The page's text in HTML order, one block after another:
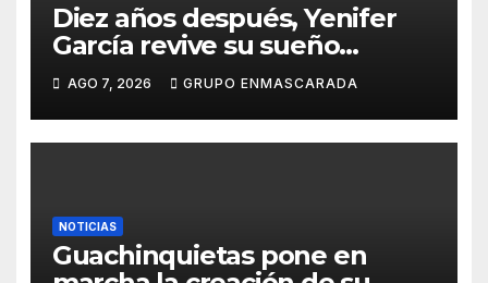
Diez años después, Yenifer
García revive su sueño
carnavalero en el vídeo de
presentación de San Juan de
la Rambla para el Grand Prix
AGO 7, 2026 GRUPO ENMASCARADA
NOTICIAS
Guachinquietas pone en